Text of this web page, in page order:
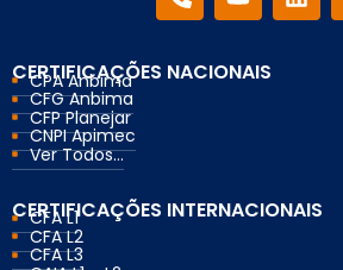
CERTIFICAÇÕES NACIONAIS
CPA Anbima
CFG Anbima
CFP Planejar
CNPI Apimec
Ver Todos...
CERTIFICAÇÕES INTERNACIONAIS
CFA L1
CFA L2
CFA L3